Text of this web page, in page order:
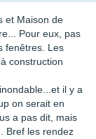
et Maison de
Pour eux, pas
fenêtres. Les
construction
il y a
on serait en
a pas dit, mais
Bref les rendez